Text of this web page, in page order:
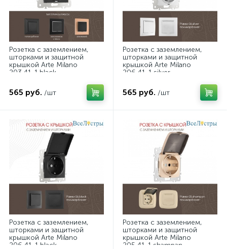
Розетка с заземлением,
шторками и защитной
крышкой Arte Milano
203.41-1.black
565 руб. /шт
Розетка с заземлением,
шторками и защитной
крышкой Arte Milano
206.41-1.silver
565 руб. /шт
Розетка с заземлением,
шторками и защитной
крышкой Arte Milano
206.41-1.black
Розетка с заземлением,
шторками и защитной
крышкой Arte Milano
205.41-1.shampan